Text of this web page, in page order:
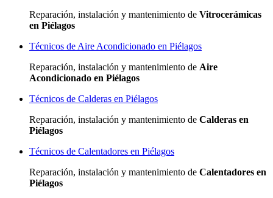
Reparación, instalación y mantenimiento de Vitrocerámicas
en Piélagos
Técnicos de Aire Acondicionado en Piélagos
Reparación, instalación y mantenimiento de Aire
Acondicionado en Piélagos
Técnicos de Calderas en Piélagos
Reparación, instalación y mantenimiento de Calderas en
Piélagos
Técnicos de Calentadores en Piélagos
Reparación, instalación y mantenimiento de Calentadores en
Piélagos